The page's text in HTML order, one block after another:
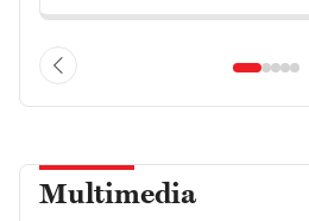
Multimedia